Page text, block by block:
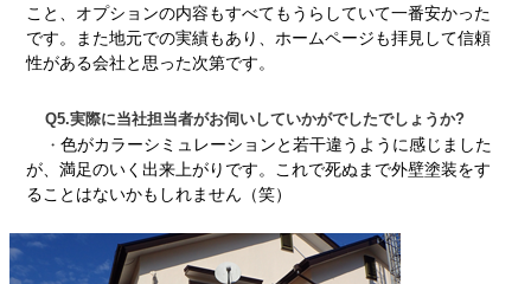
こと、オプションの内容もすべてもうらしていて一番安かった
です。また地元での実績もあり、ホームページも拝見して信頼
性がある会社と思った次第です。
Q5.実際に当社担当者がお伺いしていかがでしたでしょうか?
・色がカラーシミュレーションと若干違うように感じました
が、満足のいく出来上がりです。これで死ぬまで外壁塗装をす
ることはないかもしれません（笑）